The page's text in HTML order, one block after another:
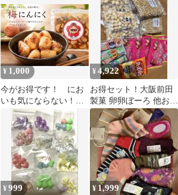
得セット
く 真空 送料無料
¥ 1,000
今がお得です！ にお
いも気にならない！
梅にんにく ホクホ
ク 送料無料 おつま
¥4,922
お得セット！大阪前田
製菓 卵卵ぼーろ 他お菓
子セット！おやつ早い
者勝ち！
¥999 ¥ 1,999